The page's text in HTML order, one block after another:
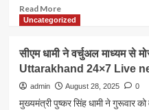
news
उत्तराखंड
सीएम
Uttarakhand
24×7
Live
news
Read MoreRead
more
अंतरराष्ट्रीय
सहकारिता
वर्ष
2025:
जिलास्तरीय
Uncategorized
सीएम धामी ने वर्चुअल माध्यम से
Uttarakhand 24×7 Live
admin August 28, 2025 0
मुख्यमंत्री पुष्कर सिंह धामी ने गुरूवार